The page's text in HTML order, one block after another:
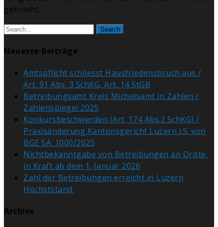
gebracht.
Search
Neueste Beiträge
Amtspflicht schliesst Hausfriedensbruch aus /
Art. 91 Abs. 3 SchKG, Art. 14 StGB
Betreibungsamt Kreis Michelsamt in Zahlen /
Zahlenspiegel 2025
Konkursbeschwerden (Art. 174 Abs.2 SchKG) /
Praxisänderung Kantonsgericht Luzern i.S. von
BGE 5A_1000/2025
Nichtbekanntgabe von Betreibungen an Dritte,
in Kraft ab dem 1. Januar 2026
Zahl der Betreibungen erreicht in Luzern
Höchststand.
Archive